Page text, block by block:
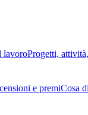
lavoroProgetti,
e premiCosa